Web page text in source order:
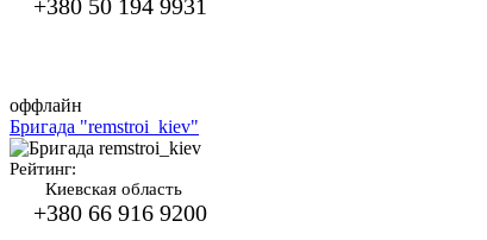
+380 50 194 9931
оффлайн
Бригада "remstroi_kiev"
Рейтинг:
Киевская область
+380 66 916 9200